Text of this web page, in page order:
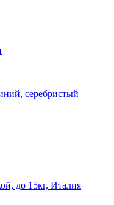
серебристый
до 15кг, Италия